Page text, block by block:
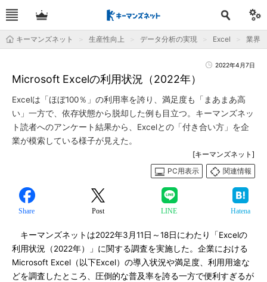
キーマンズネット 生産性向上 データ分析の実現 Excel 業界
2022年4月7日
Microsoft Excelの利用状況（2022年）
Excelは「ほぼ100％」の利用率を誇り、満足度も「まあまあ高
い」一方で、依存状態から脱却した例も目立つ。キーマンズネッ
ト読者へのアンケート結果から、Excelとの「付き合い方」を企
業が模索している様子が見えた。
[キーマンズネット]
PC用表示
関連情報
Share Post LINE Hatena
キーマンズネットは2022年3月11日～18日にわたり「Excelの
利用状況（2022年）」に関する調査を実施した。企業における
Microsoft Excel（以下Excel）の導入状況や満足度、利用用途な
どを調査したところ、圧倒的な普及率を誇る一方で便利すぎるが